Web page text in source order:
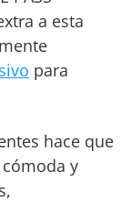
a esta
para
hace que
y